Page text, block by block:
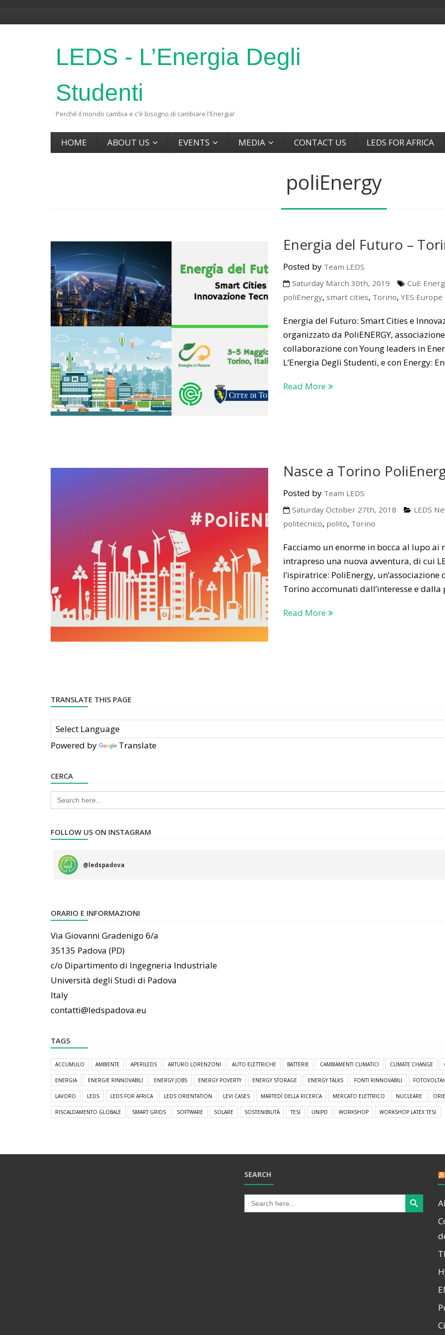
LEDS - L’Energia Degli
Studenti
Perché il mondo cambia e c'è bisogno di cambiare l'Energia!
HOME ABOUT US EVENTS MEDIA CONTACT US LEDS FOR AFRICA
poliEnergy
Energia del Futuro –
Posted by Team LEDS
Saturday March 30th, 2019
CuE
poliEnergy, smart cities, Torino, YES Europe
Energia del Futuro: Smart Cities e
organizzato da PoliENERGY,
collaborazione con Young leaders in
L’Energia Degli Studenti, e con Energy:
Read More
Nasce a Torino
Posted by Team LEDS
Saturday October 27th, 2018
LEDS
politecnico, polito, Torino
Facciamo un enorme in bocca al lupo
intrapreso una nuova avventura, di cui
l’ispiratrice: PoliEnergy,
Torino accomunati dall’interesse e
Read More
TRANSLATE THIS PAGE
Powered by Translate
CERCA
Search
for:
FOLLOW US ON INSTAGRAM
@ledspadova
ORARIO E INFORMAZIONI
Via Giovanni Gradenigo 6/a
35135 Padova (PD)
c/o Dipartimento di Ingegneria Industriale
Università degli Studi di Padova
Italy
contatti@ledspadova.eu
TAGS
ACCUMULO AMBIENTE APERILEDS ARTURO LORENZONI AUTO ELETTRICHE BATTERIE CAMBIAMENTI CLIMATICI CLIMATE CHANGE
ENERGIA ENERGIE RINNOVABILI ENERGY JOBS ENERGY POVERTY ENERGY STORAGE ENERGY TALKS FONTI RINNOVABILI
LAVORO LEDS LEDS FOR AFRICA LEDS ORIENTATION LEVI CASES MARTEDÌ DELLA RICERCA MERCATO ELETTRICO NUCLEARE
RISCALDAMENTO GLOBALE SMART GRIDS SOFTWARE SOLARE SOSTENIBILITÀ TESI UNIPD WORKSHOP WORKSHOP LATEX TESI
SEARCH
Search
for:
Search Button